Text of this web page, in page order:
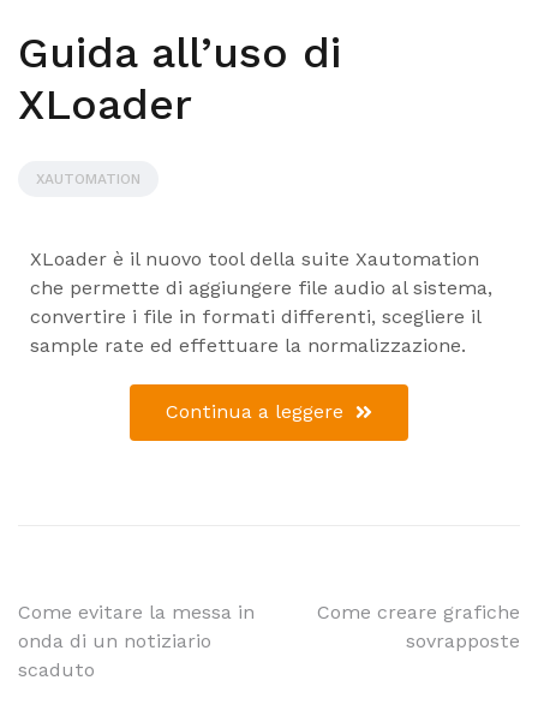
Guida all’uso di
XLoader
XAUTOMATION
XLoader è il nuovo tool della suite Xautomation
che permette di aggiungere file audio al sistema,
convertire i file in formati differenti, scegliere il
sample rate ed effettuare la normalizzazione.
Continua a leggere
Come evitare la messa in
onda di un notiziario
scaduto
Come creare grafiche
sovrapposte